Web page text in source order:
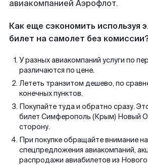
авиакомпанией Аэрофлот.
Как еще сэкономить используя
билет на самолет без
У разных авиакомпаний услуги по
различаются по цене.
Лететь транзитом дешево, по
конечных пунктов.
Покупайте туда и обратно сразу.
билет Симферополь (Крым) Новый
сторону.
При покупке обращайте внимание
спецпредложения авиакомпаний,
распродажи авиабилетов из